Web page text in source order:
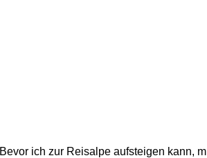
Bevor ich zur Reisalpe aufsteigen kann,